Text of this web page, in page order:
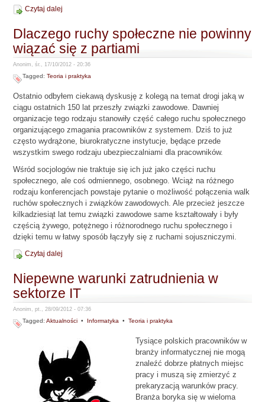
Czytaj dalej
Dlaczego ruchy społeczne nie powinny
wiązać się z partiami
Anonim, śr., 17/10/2012 - 20:36
Tagged:Teoria i praktyka
Ostatnio odbyłem ciekawą dyskusję z kolegą na temat drogi jaką w
ciągu ostatnich 150 lat przeszły związki zawodowe. Dawniej
organizacje tego rodzaju stanowiły część całego ruchu społecznego
organizującego zmagania pracowników z systemem. Dziś to już
często wydrążone, biurokratyczne instytucje, będące przede
wszystkim swego rodzaju ubezpieczalniami dla pracowników.
Wśród socjologów nie traktuje się ich już jako części ruchu
społecznego, ale coś odmiennego, osobnego. Wciąż na różnego
rodzaju konferencjach powstaje pytanie o możliwość połączenia walk
ruchów społecznych i związków zawodowych. Ale przecież jeszcze
kilkadziesiąt lat temu związki zawodowe same kształtowały i były
częścią żywego, potężnego i różnorodnego ruchu społecznego i
dzięki temu w łatwy sposób łączyły się z ruchami sojuszniczymi.
Czytaj dalej
Niepewne warunki zatrudnienia w
sektorze IT
Anonim, pt., 28/09/2012 - 07:36
Tagged:Aktualności • Informatyka •Teoria i praktyka
Tysiące polskich pracowników w
branży informatycznej nie mogą
znaleźć dobrze płatnych miejsc
pracy i muszą się zmierzyć z
prekaryzacją warunków pracy.
Branża boryka się w wieloma